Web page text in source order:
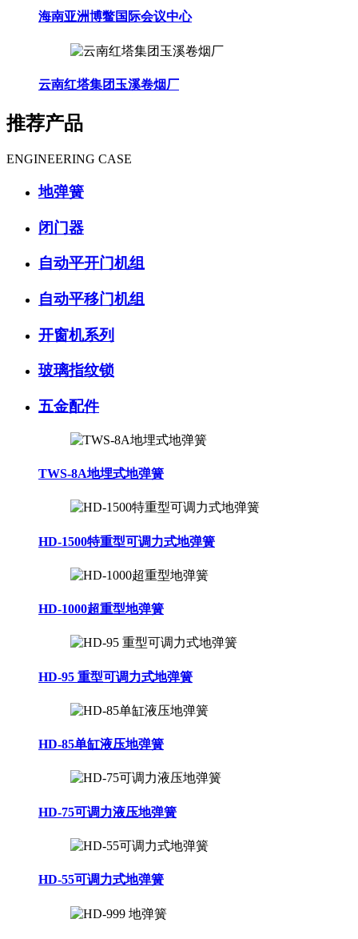
海南亚洲博鳖国际会议中心
云南红塔集团玉溪卷烟厂
推荐产品
ENGINEERING CASE
地弹簧
闭门器
自动平开门机组
自动平移门机组
开窗机系列
玻璃指纹锁
五金配件
TWS-8A地埋式地弹簧
HD-1500特重型可调力式地弹簧
HD-1000超重型地弹簧
HD-95 重型可调力式地弹簧
HD-85单缸液压地弹簧
HD-75可调力液压地弹簧
HD-55可调力式地弹簧